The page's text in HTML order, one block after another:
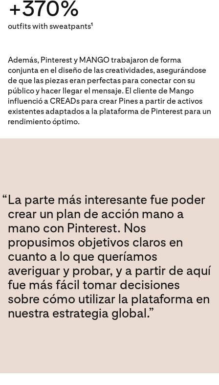
+370%
outfits with sweatpants1
Además, Pinterest y MANGO trabajaron de forma
conjunta en el diseño de las creatividades, asegurándose
de que las piezas eran perfectas para conectar con su
público y hacer llegar el mensaje. El cliente de Mango
influenció a CREADs para crear Pines a partir de activos
existentes adaptados a la plataforma de Pinterest para un
rendimiento óptimo.
“La parte más interesante fue poder
crear un plan de acción mano a
mano con Pinterest. Nos
propusimos objetivos claros en
cuanto a lo que queríamos
averiguar y probar, y a partir de aquí
fue más fácil tomar decisiones
sobre cómo utilizar la plataforma en
nuestra estrategia global.”